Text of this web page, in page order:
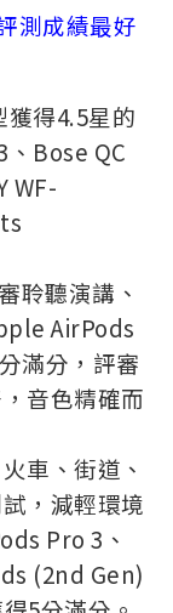
測成績最好
得4.5星的
Bose QC
WF-
聆聽演講、
AirPods
滿分，評審
音色精確而
車、街道、
，減輕環境
Pro 3、
(2nd Gen)